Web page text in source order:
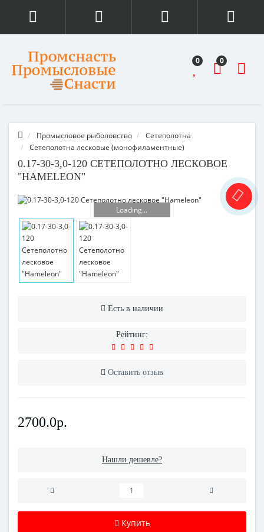
0 0
Промысловое рыболовство
Сетеполотна
Сетеполотна лесковые (монофиламентные)
0.17-30-3,0-120 СЕТЕПОЛОТНО ЛЕСКОВОЕ
"HAMELEON"
Loading...
Есть в наличии
Рейтинг:
Оставить отзыв
2700.0р.
Нашли дешевле?
Купить